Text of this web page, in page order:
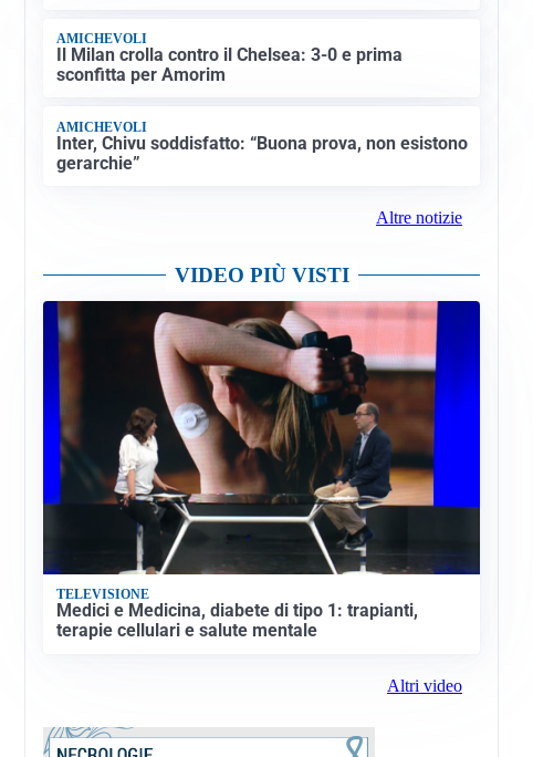
AMICHEVOLI
Il Milan crolla contro il Chelsea: 3-0 e prima
sconfitta per Amorim
AMICHEVOLI
Inter, Chivu soddisfatto: “Buona prova, non esistono
gerarchie”
Altre notizie
VIDEO PIÙ VISTI
TELEVISIONE
Medici e Medicina, diabete di tipo 1: trapianti,
terapie cellulari e salute mentale
Altri video